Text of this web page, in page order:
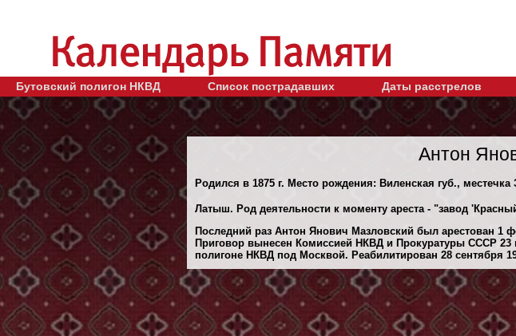
Бутовский полигон НКВД Список пострадавших Даты расстрелов
Антон
Родился в 1875 г. Место рождения: Виленская губ.,
Латыш. Род деятельности к моменту ареста - "завод
Последний раз Антон Янович Мазловский был арестован 1
Приговор вынесен Комиссией НКВД и Прокуратуры СССР 23
полигоне НКВД под Москвой. Реабилитирован 28 сентября